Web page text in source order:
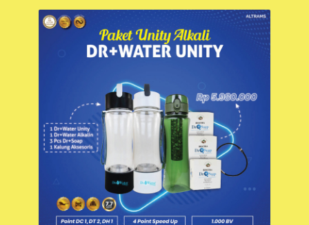
Paket Dr Water
Unity Alkali